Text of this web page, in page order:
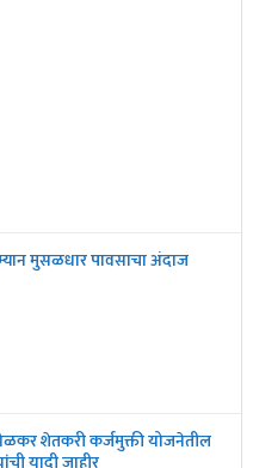
मुसळधार पावसाचा अंदाज
शेतकरी कर्जमुक्ती योजनेतील